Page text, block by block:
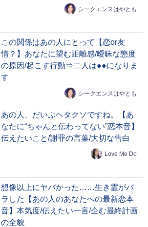
シークエンスはやとも
この関係はあの人にとって【恋or友
情？】あなたに望む距離感/曖昧な態度
の原因/起こす行動⇒二人は●●になりま
す
シークエンスはやとも
あの人、だいぶヘタクソですね。【あ
なたに“ちゃんと伝わってない”恋本音】
伝えたいこと/謝罪の言葉/大切な告白
Love Me Do
想像以上にヤバかった……生き霊がバ
ラした【あの人のあなたへの最新恋本
音】本気度/伝えたい一言/企む最終計画
の全貌